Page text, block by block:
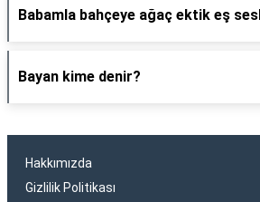
Babamla bahçeye ağaç ektik eş
Bayan kime denir?
Hakkımızda
Gizlilik Politikası